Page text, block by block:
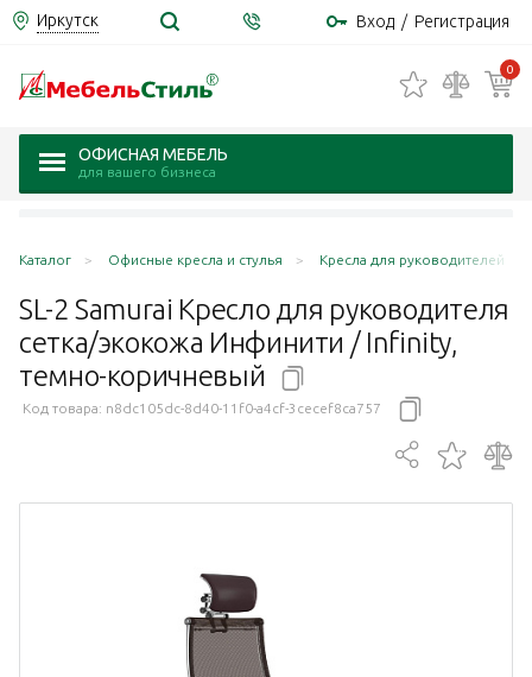
Иркутск Вход / Регистрация
0
ОФИСНАЯ МЕБЕЛЬ
для вашего бизнеса
Каталог Офисные кресла и стулья Кресла для руководителей
SL-2 Samurai Кресло для руководителя
сетка/экокожа Инфинити / Infinity,
темно-коричневый
Код товара: n8dc105dc-8d40-11f0-a4cf-3cecef8ca757